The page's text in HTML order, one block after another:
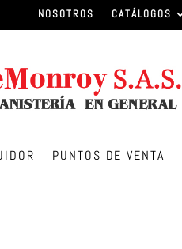
NOSOTROS CATÁLOGOS
PUNTOS DE VENTA